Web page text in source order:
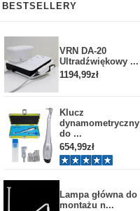
BESTSELLERY
VRN DA-20
Ultradźwiękowy ...
1194,99zł
Klucz
dynamometryczny
do ...
654,99zł
Lampa główna do
montażu n...